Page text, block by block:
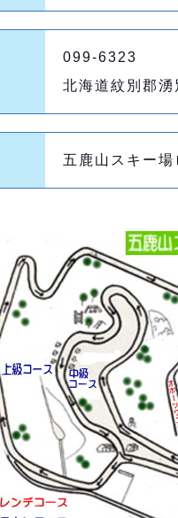
099-6323
北海道紋別郡
五鹿山スキー